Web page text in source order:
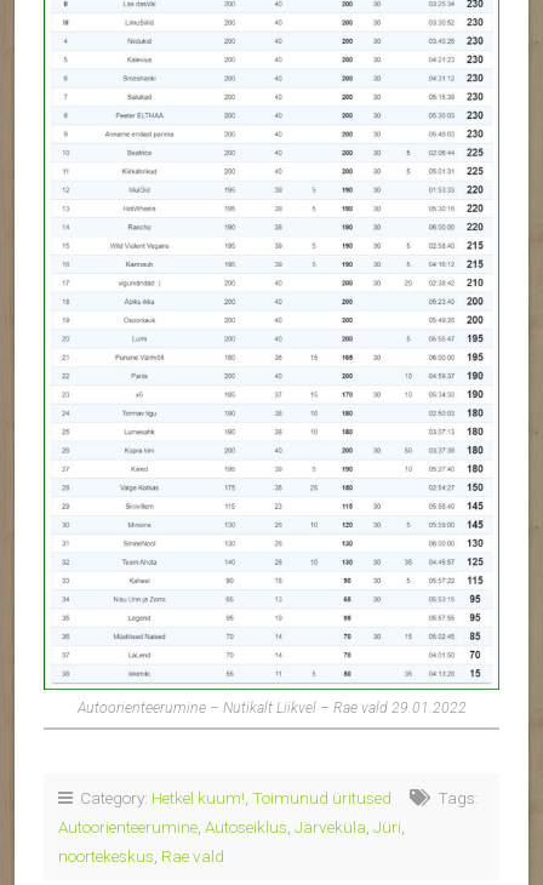
Autoorienteerumine – Nutikalt Liikvel – Rae vald 29.01.2022
Category: Hetkel kuum! Toimunud üritused
Tags:
Autoorienteerumine Autoseiklus Järveküla Jüri
noortekeskus Rae vald